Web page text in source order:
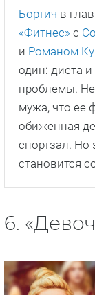
Бортич в
«Фитнес» с
и Романом
один: диета
проблемы.
мужа, что ее
обиженная
спортзал. Но
становится
6.